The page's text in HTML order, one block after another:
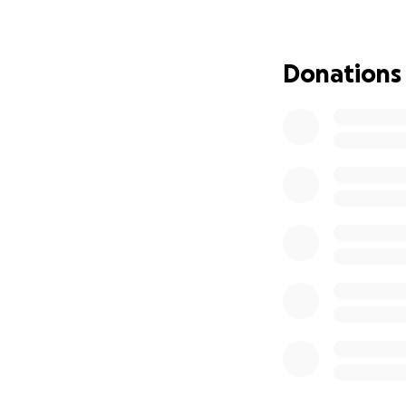
Warum es sich
Donations